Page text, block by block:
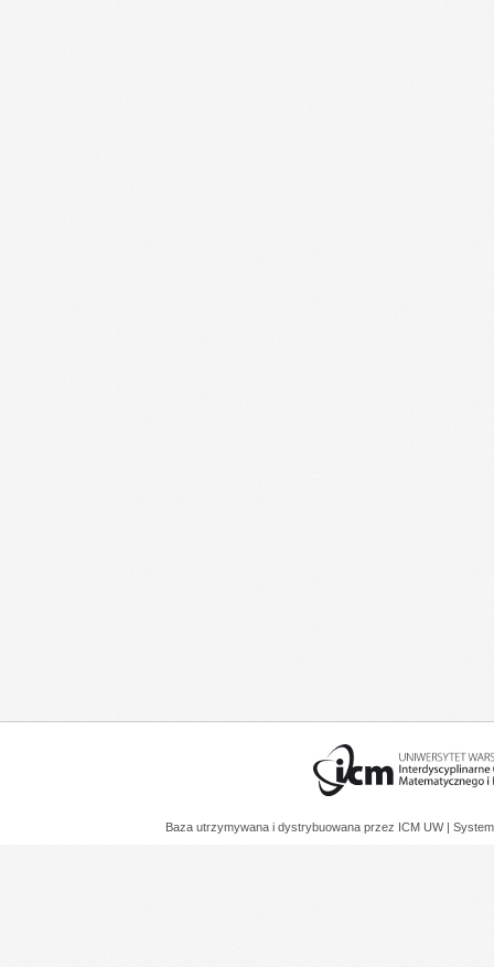
Baza utrzymywana i dystrybuowana przez ICM UW |